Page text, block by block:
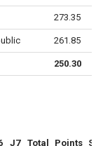
273.35
261.85
250.30
J7 Total Points